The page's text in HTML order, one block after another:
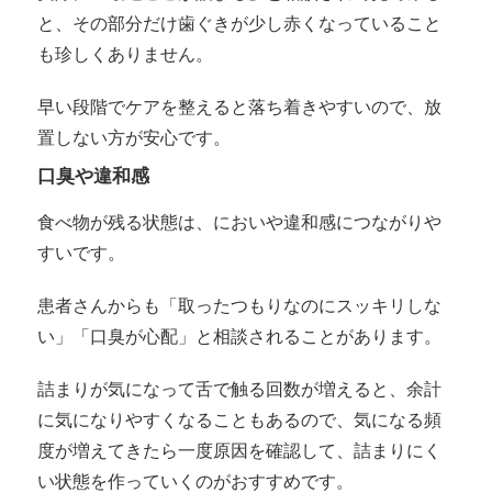
と、その部分だけ歯ぐきが少し赤くなっていること
も珍しくありません。
早い段階でケアを整えると落ち着きやすいので、放
置しない方が安心です。
口臭や違和感
食べ物が残る状態は、においや違和感につながりや
すいです。
患者さんからも「取ったつもりなのにスッキリしな
い」「口臭が心配」と相談されることがあります。
詰まりが気になって舌で触る回数が増えると、余計
に気になりやすくなることもあるので、気になる頻
度が増えてきたら一度原因を確認して、詰まりにく
い状態を作っていくのがおすすめです。